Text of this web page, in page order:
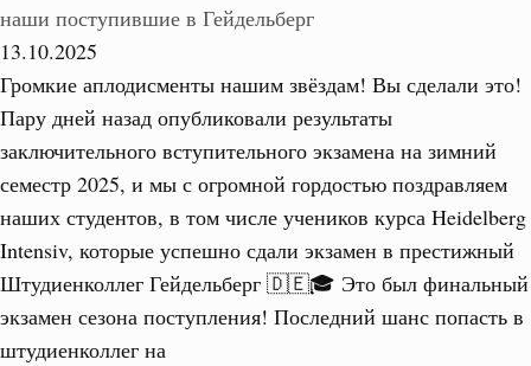
наши поступившие в Гейдельберг
13.10.2025
Громкие аплодисменты нашим звёздам! Вы сделали это!
Пару дней назад опубликовали результаты
заключительного вступительного экзамена на зимний
семестр 2025, и мы с огромной гордостью поздравляем
наших студентов, в том числе учеников курса Heidelberg
Intensiv, которые успешно сдали экзамен в престижный
Штудиенколлег Гейдельберг 🇩🇪🎓 Это был финальный
экзамен сезона поступления! Последний шанс попасть в
штудиенколлег на